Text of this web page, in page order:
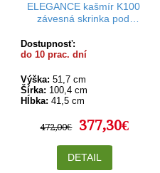
ELEGANCE kašmír K100
závesná skrinka pod
vrchnou doskou
Dostupnosť:
do 10 prac. dní
Výška: 51,7 cm
Šírka: 100,4 cm
Hĺbka: 41,5 cm
472,00€ 377,30€
DETAIL